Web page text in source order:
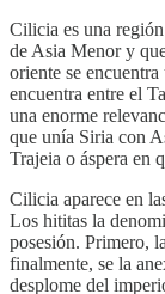
Cilicia es una
de Asia Menor y
oriente se
encuentra entre el
una enorme
que unía Siria con
Trajeia o áspera en
Cilicia aparece en
Los hititas la
posesión. Primero,
finalmente, se la
desplome del